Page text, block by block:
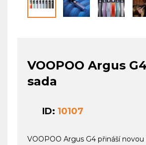
VOOPOO Argus
sada
ID: 10107
VOOPOO Argus G4 přináší